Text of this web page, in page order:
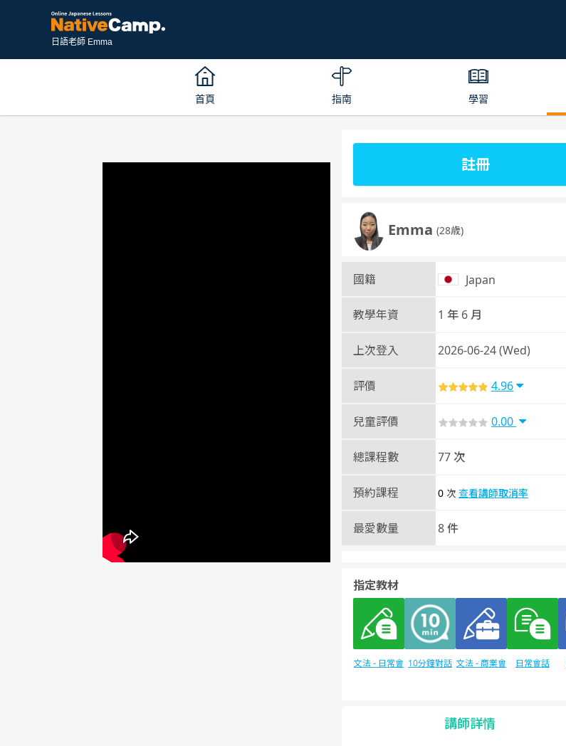
日語老師 Emma
首頁 指南 學習
註冊
Emma (28歳)
國籍 Japan
教學年資 1 年 6 月
上次登入 2026-06-24 (Wed)
評價 4.96
兒童評價 0.00
總課程數 77 次
預約課程 0 次 查看講師取消率
最愛數量 8 件
指定教材
文法 - 日常會 10分鐘對話 文法 - 商業會
日常會話
講師詳情